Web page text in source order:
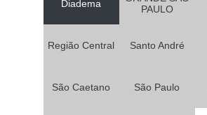
Diadema
PAULO
Região Central Santo André
São Caetano São Paulo